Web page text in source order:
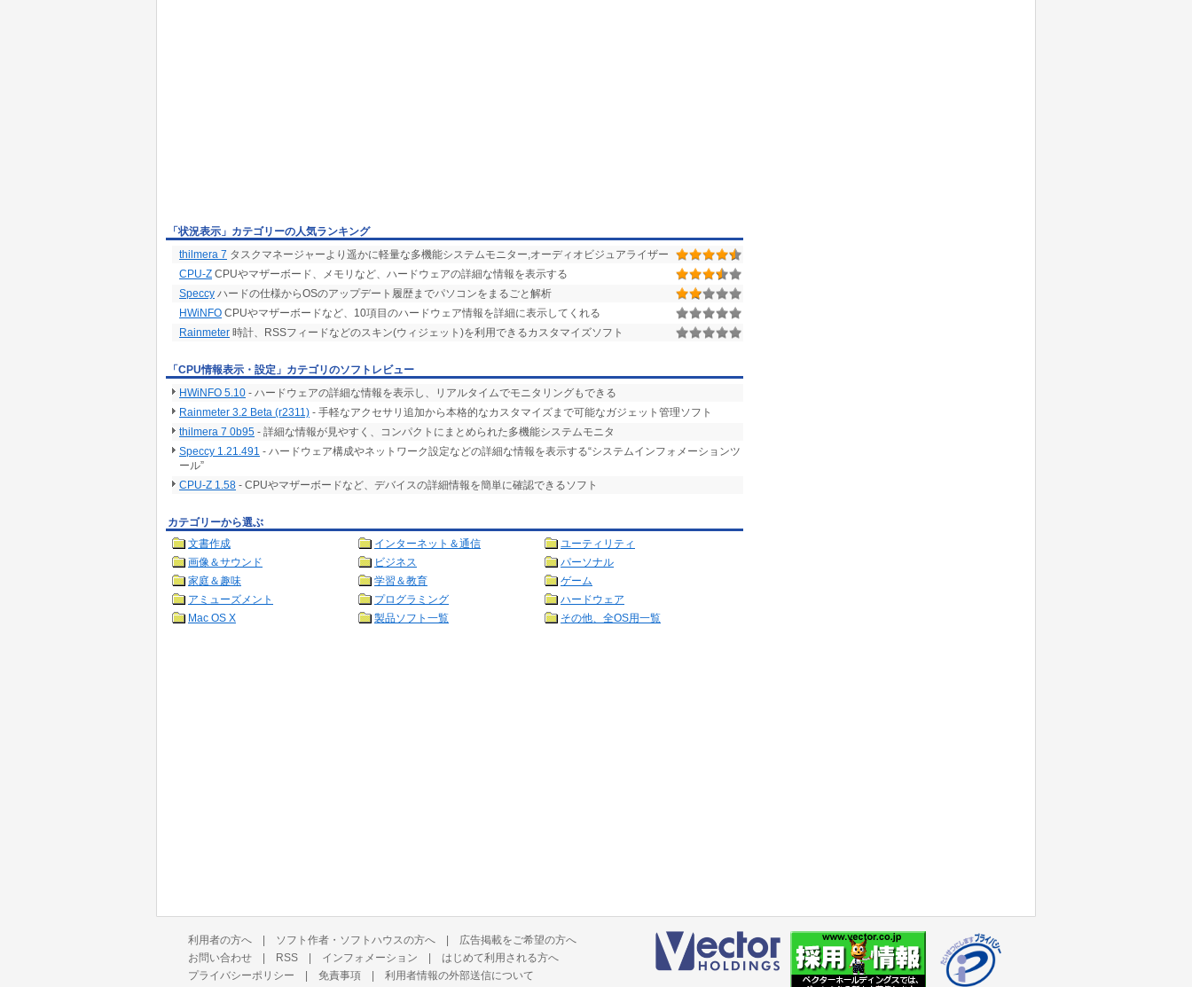
「状況表示」カテゴリーの人気ランキング
thilmera 7 タスクマネージャーより遥かに軽量な多機能システムモニター,オーディオビジュアライザー
CPU-Z CPUやマザーボード、メモリなど、ハードウェアの詳細な情報を表示する
Speccy ハードの仕様からOSのアップデート履歴までパソコンをまるごと解析
HWiNFO CPUやマザーボードなど、10項目のハードウェア情報を詳細に表示してくれる
Rainmeter 時計、RSSフィードなどのスキン(ウィジェット)を利用できるカスタマイズソフト
「CPU情報表示・設定」カテゴリのソフトレビュー
HWiNFO 5.10 - ハードウェアの詳細な情報を表示し、リアルタイムでモニタリングもできる
Rainmeter 3.2 Beta (r2311) - 手軽なアクセサリ追加から本格的なカスタマイズまで可能なガジェット管理ソフト
thilmera 7 0b95 - 詳細な情報が見やすく、コンパクトにまとめられた多機能システムモニタ
Speccy 1.21.491 - ハードウェア構成やネットワーク設定などの詳細な情報を表示する“システムインフォメーションツ
ール”
CPU-Z 1.58 - CPUやマザーボードなど、デバイスの詳細情報を簡単に確認できるソフト
カテゴリーから選ぶ
文書作成
インターネット＆通信
ユーティリティ
画像＆サウンド
ビジネス
パーソナル
家庭＆趣味
学習＆教育
ゲーム
アミューズメント
プログラミング
ハードウェア
Mac OS X
製品ソフト一覧 その他、全OS用一覧
利用者の方へ | ソフト作者・ソフトハウスの方へ | 広告掲載をご希望の方へ
お問い合わせ | RSS | インフォメーション | はじめて利用される方へ
プライバシーポリシー | 免責事項 | 利用者情報の外部送信について